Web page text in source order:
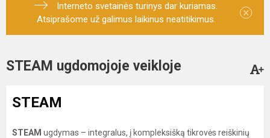
Interneto svetainės turinys dar kuriamas.
Atsiprašome už galimus laikinus neatitikimus.
×
STEAM ugdomojoje veikloje
STEAM
STEAM ugdymas – integralus, į kompleksišką tikrovės reiškinių